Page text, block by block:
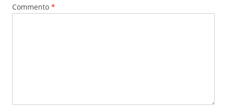
Commento *